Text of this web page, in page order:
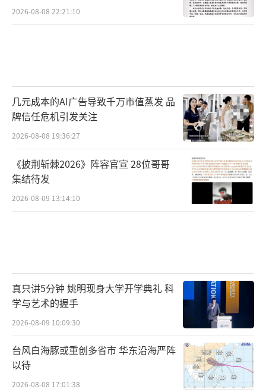
2026-08-08 22:21:10
几元成本的AI广告导致千万市值蒸发 品
牌信任危机引发关注
2026-08-08 19:36:27
《披荆斩棘2026》阵容官宣 28位哥哥
集结待发
2026-08-09 13:14:10
真只讲5分钟 姚明现身大学开学典礼 科
学与艺术的握手
2026-08-09 10:09:30
台风白海豚或重创多省市 华东沿海严阵
以待
2026-08-08 17:01:38